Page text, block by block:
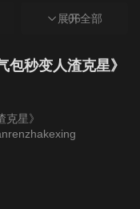
06
09
展开全部
秒变人渣克星》
星》